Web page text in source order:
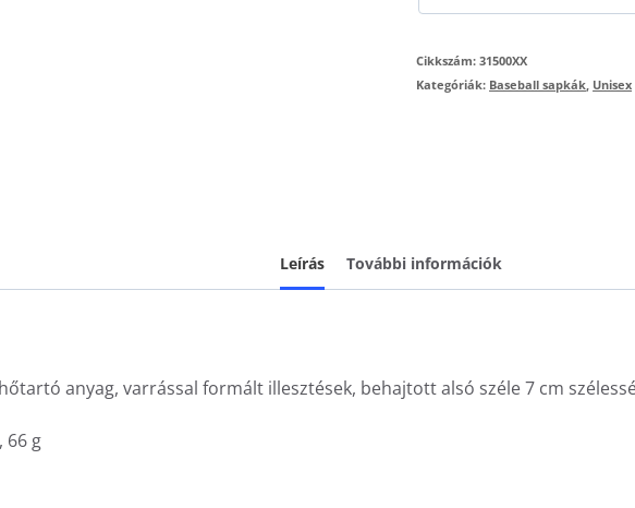
Cikkszám:31500XX
Kategóriák: Baseball sapkák Unisex
Leírás További információk
anyag, varrással formált illesztések, behajtott alsó széle 7 cm
66 g